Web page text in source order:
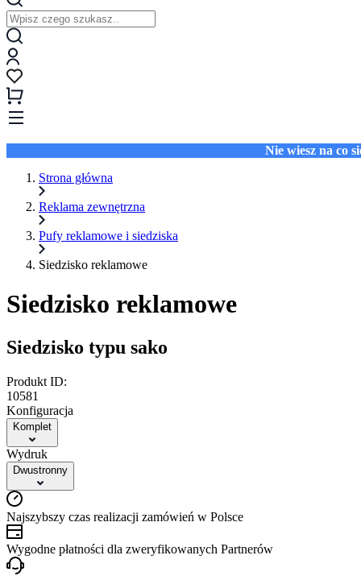
Nie wiesz na co
Strona główna
Reklama zewnętrzna
Pufy reklamowe i siedziska
Siedzisko reklamowe
Siedzisko reklamowe
Siedzisko typu sako
Produkt ID:
10581
Konfiguracja
Komplet
Wydruk
Dwustronny
Najszybszy czas realizacji zamówień w Polsce
Wygodne płatności dla zweryfikowanych Partnerów